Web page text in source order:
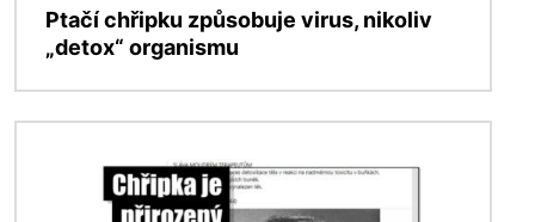
Ptačí chřipku způsobuje virus, nikoliv
„detox“ organismu